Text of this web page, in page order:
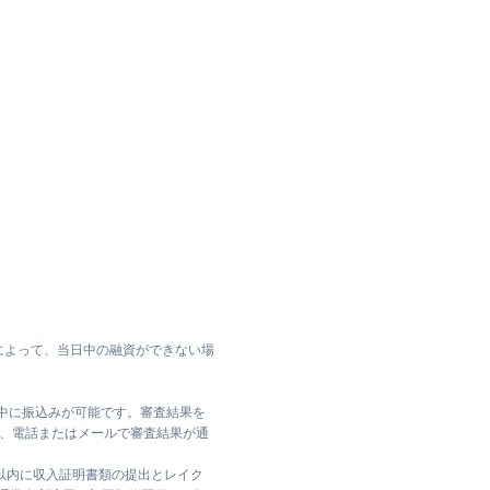
って、当日中の融資ができない場
に振込みが可能です。審査結果を
電話またはメールで審査結果が通
に収入証明書類の提出とレイク